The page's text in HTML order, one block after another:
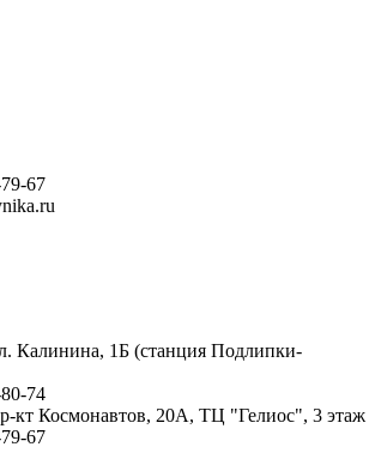
67
Калинина, 1Б (станция Подлипки-
74
кт Космонавтов, 20А, ТЦ "Гелиос", 3 этаж
67